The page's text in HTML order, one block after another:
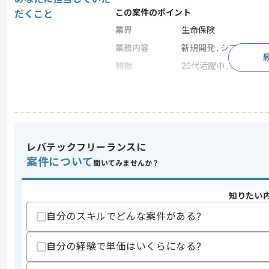
だくこと
この案件のポイント
業界
生命保険
業務内容
新規開発 , システム開
特徴
20代活躍中 , 30代活躍
求めるスキル
歓迎スキル
スキルに不安がある方へ
レバテックフリーランスに
案件について 聞いてみませんか？
知りたい
自分のスキルでどんな案件がある?
自分の経験で単価はいくらになる?